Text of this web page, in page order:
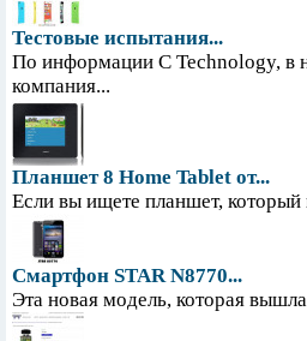
Тестовые испытания...
По информации С Technology, в
компания...
Планшет 8 Home Tablet от...
Если вы ищете планшет, который
Смартфон STAR N8770...
Эта новая модель, которая